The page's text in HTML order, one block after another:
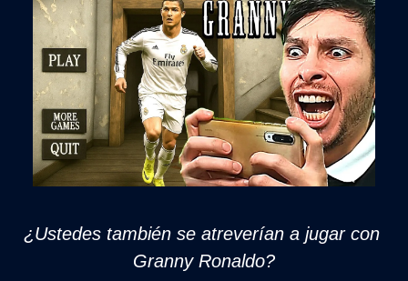
¿Ustedes también se atreverían a jugar con
Granny Ronaldo?